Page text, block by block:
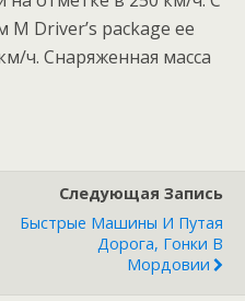
Driver’s package ее
ч. Снаряженная масса
Следующая Запись
Быстрые Машины И Путая
Дорога, Гонки В
Мордовии